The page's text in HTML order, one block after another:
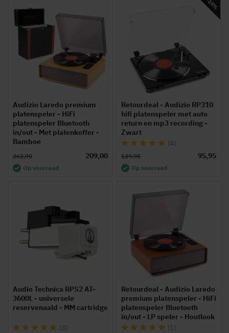
Audizio Laredo premium
platenspeler - HiFi
platenspeler Bluetooth
in/out - Met platenkoffer -
Bamboe
209,00
262,90
Op voorraad
-28%
Retourdeal - Audizio RP310
hifi platenspeler met auto
return en mp3 recording -
Zwart
Waardering:
100%
(4)
95,95
139,95
Op voorraad
Audio Technica RPS2 AT-
3600L - universele
reservenaald - MM cartridge
Waardering:
(3)
Retourdeal - Audizio Laredo
premium platenspeler - HiFi
platenspeler Bluetooth
in/out - LP speler - Houtlook
Waardering:
(1)